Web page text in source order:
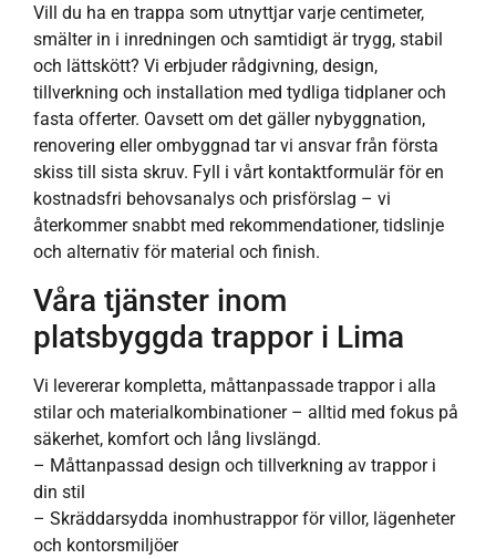
Vill du ha en trappa som utnyttjar varje centimeter,
smälter in i inredningen och samtidigt är trygg, stabil
och lättskött? Vi erbjuder rådgivning, design,
tillverkning och installation med tydliga tidplaner och
fasta offerter. Oavsett om det gäller nybyggnation,
renovering eller ombyggnad tar vi ansvar från första
skiss till sista skruv. Fyll i vårt kontaktformulär för en
kostnadsfri behovsanalys och prisförslag – vi
återkommer snabbt med rekommendationer, tidslinje
och alternativ för material och finish.
Våra tjänster inom
platsbyggda trappor i Lima
Vi levererar kompletta, måttanpassade trappor i alla
stilar och materialkombinationer – alltid med fokus på
säkerhet, komfort och lång livslängd.
– Måttanpassad design och tillverkning av trappor i
din stil
– Skräddarsydda inomhustrappor för villor, lägenheter
och kontorsmiljöer